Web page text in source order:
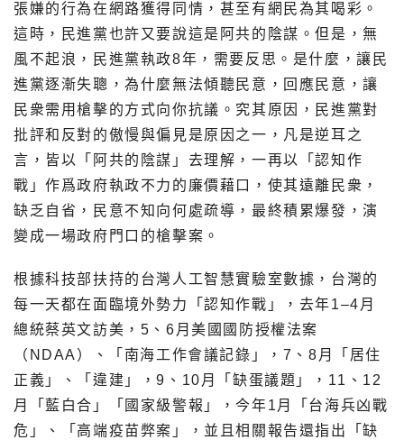
張嫌的行為在網路獲得同情，甚至有網民為其喝彩。
這時，民進黨也許又要說這是阿共的陰謀。但是，無
風不起浪，民進黨執政8年，需要反思。是什麼，讓民
進黨逐漸失聰，為什麼無法傾聽民意，回應民意，讓
民衆需用槍擊的方式向你抗議。究其原因，民進黨對
批評和反對的傲慢與偏見是原因之一，凡是逆耳之
言，皆以「阿共的陰謀」去理解，一再以「認知作
戰」作爲政府執政不力的廉價藉口，使其遠離民衆，
缺乏自省，民意不知向何處疏導，最終積累爆發，演
變成一場政府門口的槍擊案。
根據科技部扶持的台灣人工智慧實驗室數據，台灣的
每一天都在面臨境外勢力「認知作戰」，去年1–4月
總統蔡英文訪美，5、6月美國國防授權法案
（NDAA）、「南海工作會議記錄」，7、8月「居住
正義」、「違建」，9、10月「缺蛋議題」，11、12
月「藍白合」「國家級警報」，今年1月「台海兵凶戰
危」、「高端疫苗弊案」，並且相關報告還指出「缺